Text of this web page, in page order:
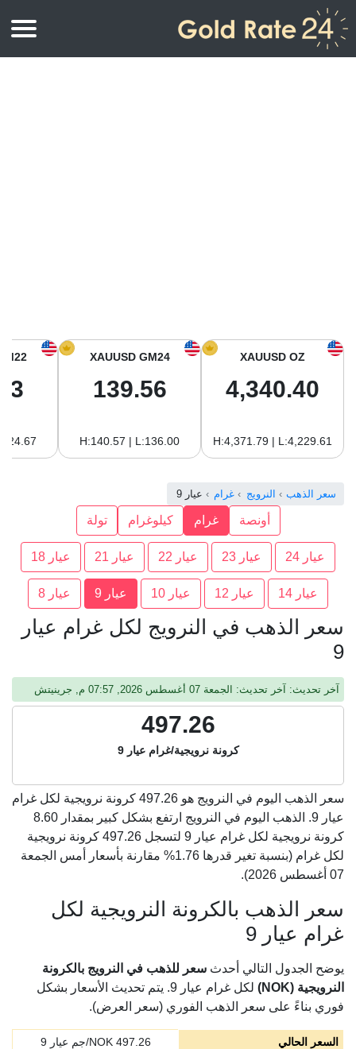
أسعار الذهب في أمريكا الجنوبية
XAUUSD OZ
4,340.40
H:4,371.79 | L:4,229.61
XAUUSD GM24
139.56
H:140.57 | L:136.00
سعر الذهب النرويج غرام عيار 9
أونصة غرام كيلوغرام تولة
عيار 24 عيار 23 عيار 22 عيار 21 عيار 18
عيار 14 عيار 12 عيار 10 عيار 9 عيار 8
سعر الذهب في النرويج لكل غرام عيار
9
آخر تحديث: آخر تحديث: الجمعة 07 أغسطس 2026, 07:57 م, جرينيتش
497.26
كرونة نرويجية/غرام عيار 9
سعر الذهب اليوم في النرويج هو 497.26 كرونة نرويجية لكل غرام
عيار 9. الذهب اليوم في النرويج ارتفع بشكل كبير بمقدار 8.60
كرونة نرويجية لكل غرام عيار 9 لتسجل 497.26 كرونة نرويجية
لكل غرام (بنسبة تغير قدرها 1.76% مقارنة بأسعار أمس الجمعة
07 أغسطس 2026).
سعر الذهب بالكرونة النرويجية لكل
غرام عيار 9
يوضح الجدول التالي أحدث سعر للذهب في النرويج بالكرونة
النرويجية (NOK)
لكل غرام عيار 9. يتم تحديث الأسعار بشكل
فوري بناءً على سعر الذهب الفوري (سعر العرض).
السعر الحالي 497.26 NOK/جم عيار 9